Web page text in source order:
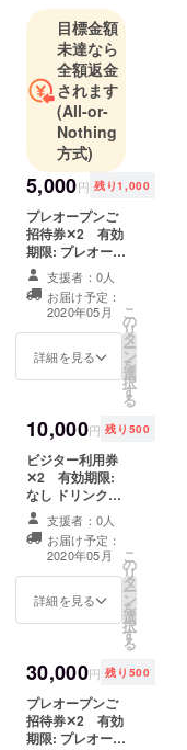
目標金額
未達なら
全額返金
されます
(All-or-
Nothing
方式)
5,000円 残り1,000
プレオープンご
招待券✕2 有効
期限: プレオープ
ン期間中 2020年
5月下旬予定
（販売予定な
し）
支援者：0人
お届け予定：
2020年05月
詳細を見る
こ
の
リ
タ
ー
ン
を
選
択
す
る
10,000円 残り500
ビジター利用券
✕2 有効期限:
なし ドリンク券
✕2 有効期限:
なし （販売予定
価格: ビジター利
用券6,000円/
枚、ドリンク券
600円/枚）
支援者：0人
お届け予定：
2020年05月
詳細を見る
こ
の
リ
タ
ー
ン
を
選
択
す
る
30,000円 残り500
プレオープンご
招待券✕2 有効
期限: プレオープ